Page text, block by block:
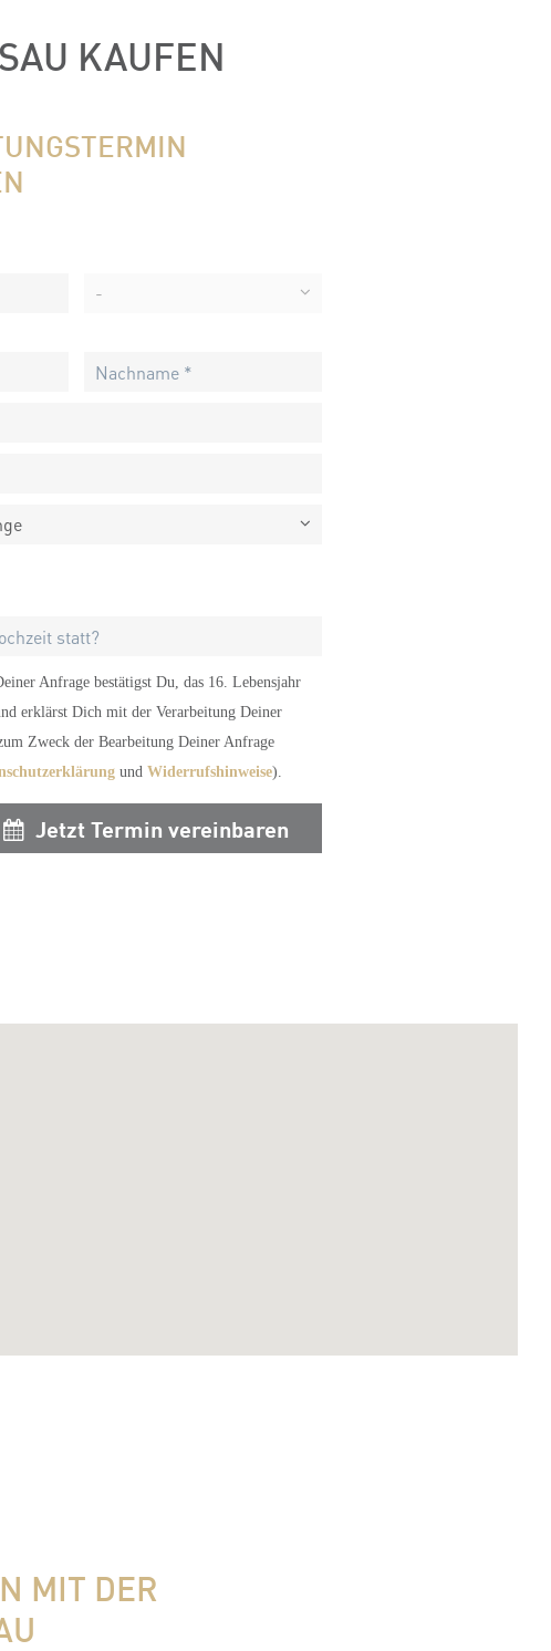
KAUFEN
-
Anfrage bestätigst Du, das 16. Lebensjahr
erklärst Dich mit der Verarbeitung Deiner
Zweck der Bearbeitung Deiner Anfrage
und Widerrufshinweise).
Jetzt Termin vereinbaren
MIT DER